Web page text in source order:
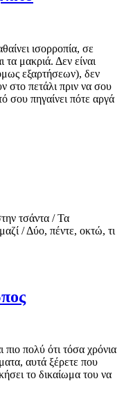
ισορροπία, σε
τα μακριά. Δεν είναι
εξαρτήσεων), δεν
στο πετάλι πριν να σου
σου πηγαίνει πότε αργά
τσάντα / Τα
/ Δύο, πέντε, οκτώ, τι
πολύ ότι τόσα χρόνια
αυτά ξέρετε που
το δικαίωμα του να